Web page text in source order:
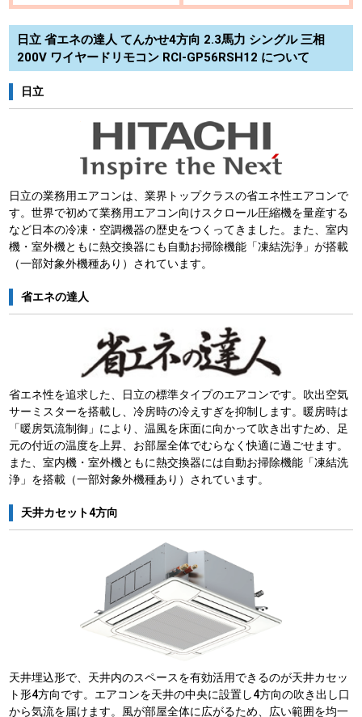
日立 省エネの達人 てんかせ4方向 2.3馬力 シングル 三相
200V ワイヤードリモコン RCI-GP56RSH12 について
日立
日立の業務用エアコンは、業界トップクラスの省エネ性エアコンで
す。世界で初めて業務用エアコン向けスクロール圧縮機を量産する
など日本の冷凍・空調機器の歴史をつくってきました。また、室内
機・室外機ともに熱交換器にも自動お掃除機能「凍結洗浄」が搭載
（一部対象外機種あり）されています。
省エネの達人
省エネ性を追求した、日立の標準タイプのエアコンです。吹出空気
サーミスターを搭載し、冷房時の冷えすぎを抑制します。暖房時は
「暖房気流制御」により、温風を床面に向かって吹き出すため、足
元の付近の温度を上昇、お部屋全体でむらなく快適に過ごせます。
また、室内機・室外機ともに熱交換器には自動お掃除機能「凍結洗
浄」を搭載（一部対象外機種あり）されています。
天井カセット4方向
天井埋込形で、天井内のスペースを有効活用できるのが天井カセッ
ト形4方向です。エアコンを天井の中央に設置し4方向の吹き出し口
から気流を届けます。風が部屋全体に広がるため、広い範囲を均一